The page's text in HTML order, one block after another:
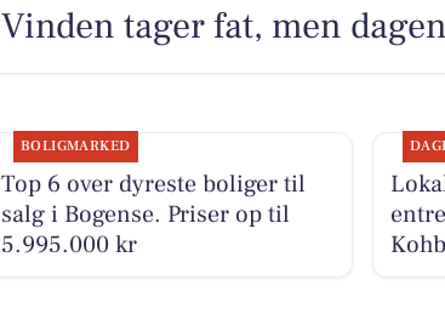
Vinden tager fat, men
BOLIGMARKED
Top 6 over dyreste boliger til
salg i Bogense. Priser op til
5.995.000 kr